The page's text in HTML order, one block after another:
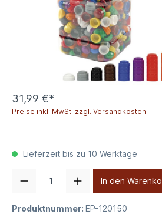
31,99 €*
Preise inkl. MwSt. zzgl. Versandkosten
Lieferzeit bis zu 10 Werktage
In den
Produktnummer: EP-120150